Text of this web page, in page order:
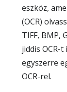
eszköz,
(OCR)
TIFF, BMP,
jiddis OCR-
egyszerre
OCR-rel.